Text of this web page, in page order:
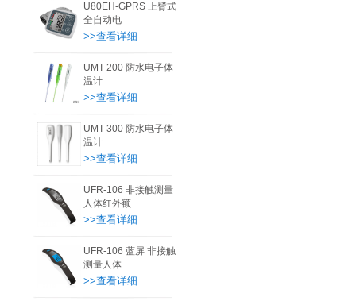
U80EH-GPRS 上臂式
全自动电
>>查看详细
UMT-200 防水电子体
温计
>>查看详细
UMT-300 防水电子体
温计
>>查看详细
UFR-106 非接触测量
人体红外额
>>查看详细
UFR-106 蓝屏 非接触
测量人体
>>查看详细